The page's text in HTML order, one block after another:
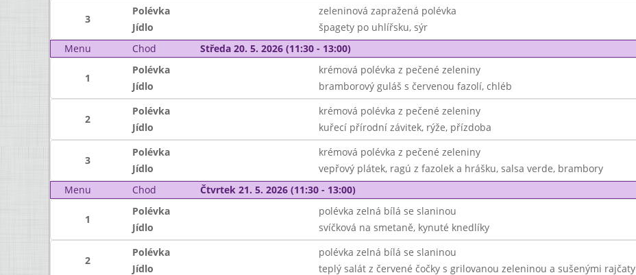
3
Polévka zeleninová zapražená polévka
Jídlo
špagety po uhlířsku, sýr
Menu
Chod Středa 20. 5. 2026 (11:30 - 13:00)
1
Polévka krémová polévka z pečené zeleniny
Jídlo
bramborový guláš s červenou fazolí, chléb
2
Polévka krémová polévka z pečené zeleniny
Jídlo
kuřecí přírodní závitek, rýže, přízdoba
3
Polévka krémová polévka z pečené zeleniny
Jídlo
vepřový plátek, ragú z fazolek a hrášku, salsa verde, brambory
Menu
Chod Čtvrtek 21. 5. 2026 (11:30 - 13:00)
1
Polévka polévka zelná bílá se slaninou
Jídlo
svíčková na smetaně, kynuté knedlíky
2
Polévka polévka zelná bílá se slaninou
Jídlo
teplý salát z červené čočky s grilovanou zeleninou a sušenými rajčaty